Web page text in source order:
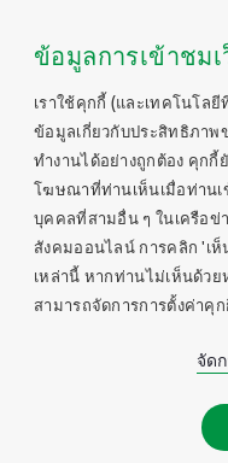
ข้อมูลการเข้าชม
เราใช้คุกกี้ (และเทคโนโลยี
ข้อมูลเกี่ยวกับประสิทธิภาพข
ทำงานได้อย่างถูกต้อง คุก
โฆษณาที่ท่านเห็นเมื่อท่านเ
บุคคลที่สามอื่น ๆ ในเครือข่
สังคมออนไลน์ การคลิก 'เ
เหล่านี้ หากท่านไม่เห็นด้ว
สามารถจัดการการตั้งค่าคุ
จัด